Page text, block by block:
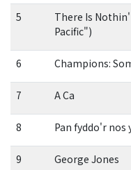
5
There Is
Pacific")
6 Champions:
7 A Ca
8 Pan fyddo'r nos
9 George Jones